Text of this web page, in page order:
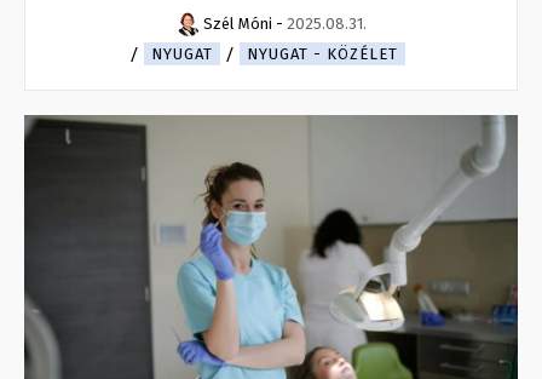
Szél Móni - 2025.08.31.
NYUGAT
NYUGAT - KÖZÉLET